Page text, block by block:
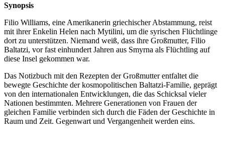
Synopsis
Filio Williams, eine Amerikanerin griechischer Abstammung, reist
mit ihrer Enkelin Helen nach Mytilini, um die syrischen Flüchtlinge
dort zu unterstützen. Niemand weiß, dass ihre Großmutter, Filio
Baltatzi, vor fast einhundert Jahren aus Smyrna als Flüchtling auf
diese Insel gekommen war.
Das Notizbuch mit den Rezepten der Großmutter entfaltet die
bewegte Geschichte der kosmopolitischen Baltatzi-Familie, geprägt
von den internationalen Entwicklungen, die das Schicksal vieler
Nationen bestimmten. Mehrere Generationen von Frauen der
gleichen Familie verbinden sich durch die Fäden der Geschichte in
Raum und Zeit. Gegenwart und Vergangenheit werden eins.